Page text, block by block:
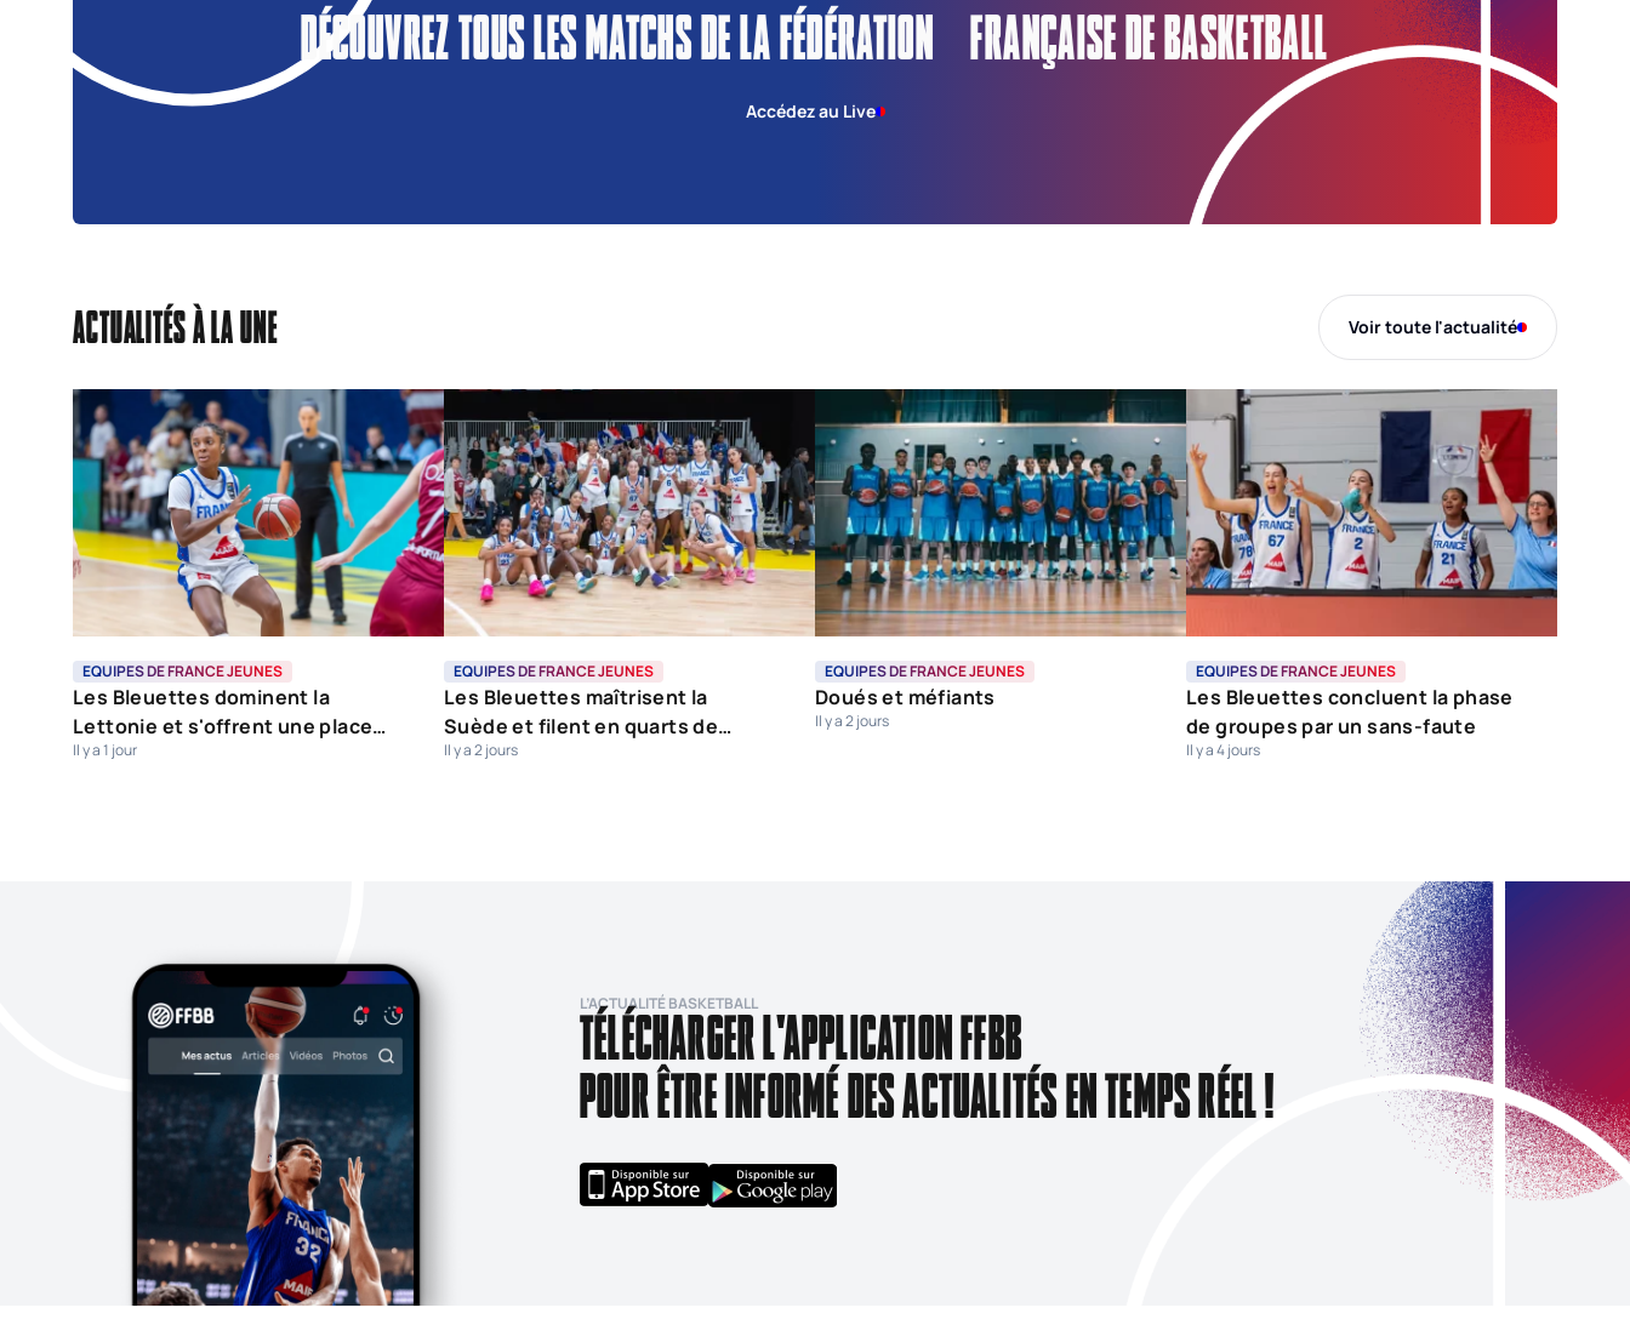
DÉCOUVREZ TOUS LES MATCHS DE LA FÉDÉRATION FRANÇAISE DE BASKETBALL
Accédez au Live
ACTUALITÉS À LA UNE Voir toute l'actualité
EQUIPES DE FRANCE JEUNES
Les Bleuettes dominent la
Lettonie et s'offrent une place
dans le dernier carré
Il y a 1 jour
EQUIPES DE FRANCE JEUNES
Les Bleuettes maîtrisent la
Suède et filent en quarts de
finale
Il y a 2 jours
EQUIPES DE FRANCE JEUNES
Doués et méfiants
Il y a 2 jours
EQUIPES DE FRANCE JEUNES
Les Bleuettes concluent la phase
de groupes par un sans-faute
Il y a 4 jours
L’ACTUALITÉ BASKETBALL
TÉLÉCHARGER L'APPLICATION FFBB
POUR ÊTRE INFORMÉ DES ACTUALITÉS EN TEMPS RÉEL !